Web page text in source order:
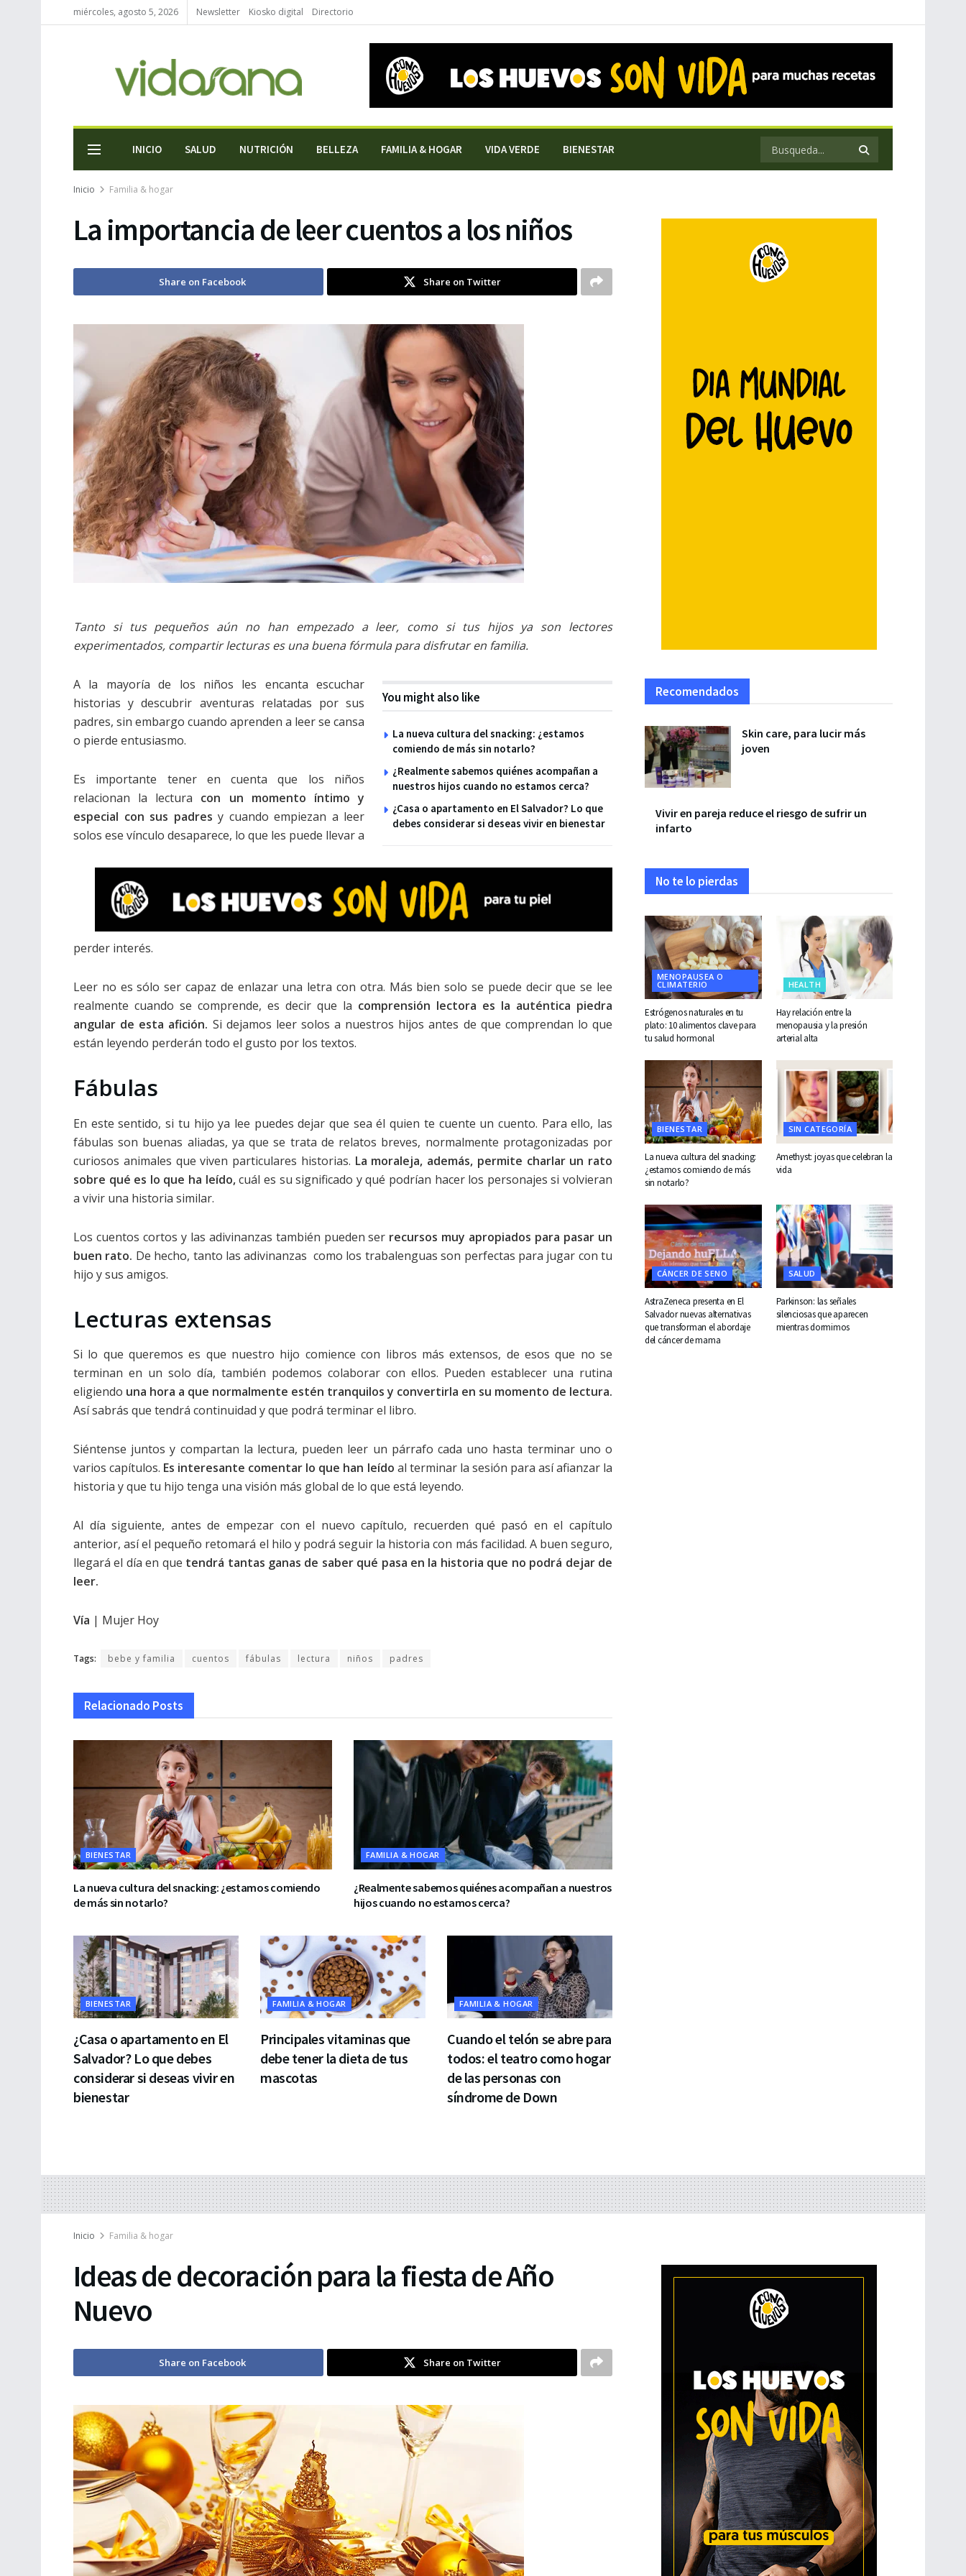
miércoles, agosto 5, 2026 Newsletter Kiosko digital Directorio
INICIO SALUD NUTRICIÓN BELLEZA FAMILIA & HOGAR VIDA VERDE BIENESTAR
Inicio Familia & hogar
La importancia de leer cuentos a los niños
Share on Facebook Share on Twitter
Tanto si tus pequeños aún no han empezado a leer, como si tus hijos ya son lectores
experimentados, compartir lecturas es una buena fórmula para disfrutar en familia.
You might also like
La nueva cultura del snacking: ¿estamos
comiendo de más sin notarlo?
¿Realmente sabemos quiénes acompañan a
nuestros hijos cuando no estamos cerca?
¿Casa o apartamento en El Salvador? Lo que
debes considerar si deseas vivir en bienestar
A la mayoría de los niños les encanta escuchar
historias y descubrir aventuras relatadas por sus
padres, sin embargo cuando aprenden a leer se cansa
o pierde entusiasmo.
Es importante tener en cuenta que los niños
relacionan la lectura con un momento íntimo y
especial con sus padres y cuando empiezan a leer
solos ese vínculo desaparece, lo que les puede llevar a
perder interés.
Leer no es sólo ser capaz de enlazar una letra con otra. Más bien solo se puede decir que se lee
realmente cuando se comprende, es decir que la comprensión lectora es la auténtica piedra
angular de esta afición. Si dejamos leer solos a nuestros hijos antes de que comprendan lo que
están leyendo perderán todo el gusto por los textos.
Fábulas
En este sentido, si tu hijo ya lee puedes dejar que sea él quien te cuente un cuento. Para ello, las
fábulas son buenas aliadas, ya que se trata de relatos breves, normalmente protagonizadas por
curiosos animales que viven particulares historias. La moraleja, además, permite charlar un rato
sobre qué es lo que ha leído,cuál es su significado y qué podrían hacer los personajes si volvieran
a vivir una historia similar.
Los cuentos cortos y las adivinanzas también pueden ser recursos muy apropiados para pasar un
buen rato. De hecho, tanto las adivinanzas como los trabalenguas son perfectas para jugar con tu
hijo y sus amigos.
Lecturas extensas
Si lo que queremos es que nuestro hijo comience con libros más extensos, de esos que no se
terminan en un solo día, también podemos colaborar con ellos. Pueden establecer una rutina
eligiendo una hora a que normalmente estén tranquilos y convertirla en su momento de lectura.
Así sabrás que tendrá continuidad y que podrá terminar el libro.
Siéntense juntos y compartan la lectura, pueden leer un párrafo cada uno hasta terminar uno o
varios capítulos. Es interesante comentar lo que han leído al terminar la sesión para así afianzar la
historia y que tu hijo tenga una visión más global de lo que está leyendo.
Al día siguiente, antes de empezar con el nuevo capítulo, recuerden qué pasó en el capítulo
anterior, así el pequeño retomará el hilo y podrá seguir la historia con más facilidad. A buen seguro,
llegará el día en que tendrá tantas ganas de saber qué pasa en la historia que no podrá dejar de
leer.
Vía | Mujer Hoy
Tags: bebe y familia cuentos fábulas lectura niños padres
Relacionado Posts
BIENESTAR
La nueva cultura del snacking: ¿estamos comiendo
de más sin notarlo?
FAMILIA & HOGAR
¿Realmente sabemos quiénes acompañan a nuestros
hijos cuando no estamos cerca?
BIENESTAR
¿Casa o apartamento en El
Salvador? Lo que debes
considerar si deseas vivir en
bienestar
FAMILIA & HOGAR
Principales vitaminas que
debe tener la dieta de tus
mascotas
FAMILIA & HOGAR
Cuando el telón se abre para
todos: el teatro como hogar
de las personas con
síndrome de Down
Recomendados
Skin care, para lucir más
joven
Vivir en pareja reduce el riesgo de sufrir un
infarto
No te lo pierdas
MENOPAUSEA O
CLIMATERIO
Estrógenos naturales en tu
plato: 10 alimentos clave para
tu salud hormonal
HEALTH
Hay relación entre la
menopausia y la presión
arterial alta
BIENESTAR
La nueva cultura del snacking:
¿estamos comiendo de más
sin notarlo?
SIN CATEGORÍA
Amethyst: joyas que celebran la
vida
CÁNCER DE SENO
AstraZeneca presenta en El
Salvador nuevas alternativas
que transforman el abordaje
del cáncer de mama
SALUD
Parkinson: las señales
silenciosas que aparecen
mientras dormimos
Inicio Familia & hogar
Ideas de decoración para la fiesta de Año
Nuevo
Share on Facebook Share on Twitter